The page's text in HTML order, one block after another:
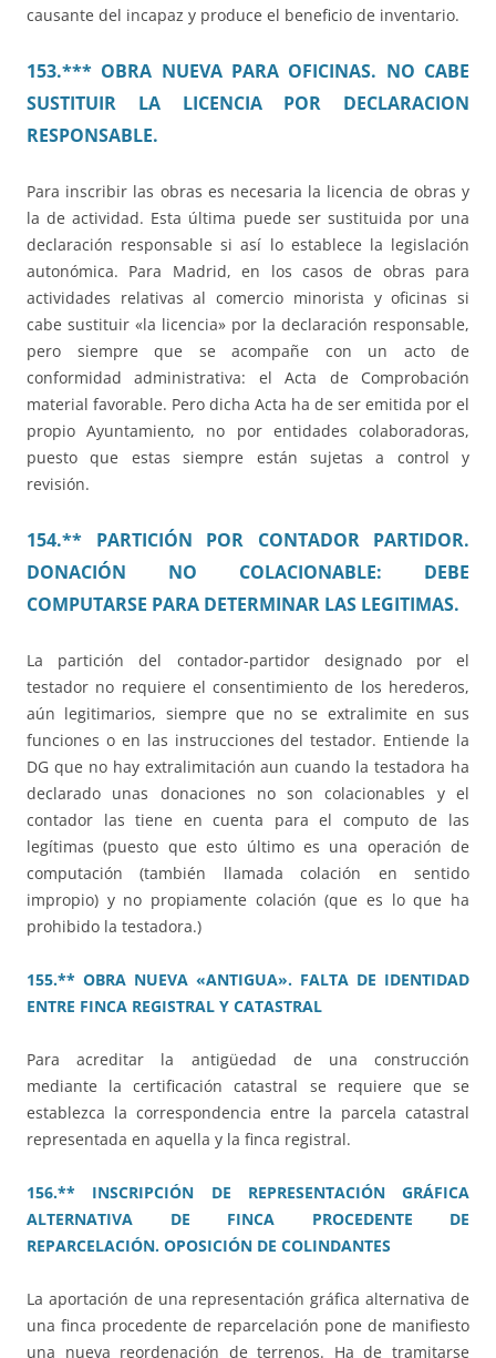
causante del incapaz y produce el beneficio de inventario.
153.*** OBRA NUEVA PARA OFICINAS. NO CABE
SUSTITUIR LA LICENCIA POR DECLARACION
RESPONSABLE.
Para inscribir las obras es necesaria la licencia de obras y
la de actividad. Esta última puede ser sustituida por una
declaración responsable si así lo establece la legislación
autonómica. Para Madrid, en los casos de obras para
actividades relativas al comercio minorista y oficinas si
cabe sustituir «la licencia» por la declaración responsable,
pero siempre que se acompañe con un acto de
conformidad administrativa: el Acta de Comprobación
material favorable. Pero dicha Acta ha de ser emitida por el
propio Ayuntamiento, no por entidades colaboradoras,
puesto que estas siempre están sujetas a control y
revisión.
154.** PARTICIÓN POR CONTADOR PARTIDOR.
DONACIÓN NO COLACIONABLE: DEBE
COMPUTARSE PARA DETERMINAR LAS LEGITIMAS.
La partición del contador-partidor designado por el
testador no requiere el consentimiento de los herederos,
aún legitimarios, siempre que no se extralimite en sus
funciones o en las instrucciones del testador. Entiende la
DG que no hay extralimitación aun cuando la testadora ha
declarado unas donaciones no son colacionables y el
contador las tiene en cuenta para el computo de las
legítimas (puesto que esto último es una operación de
computación (también llamada colación en sentido
impropio) y no propiamente colación (que es lo que ha
prohibido la testadora.)
155.** OBRA NUEVA «ANTIGUA». FALTA DE IDENTIDAD
ENTRE FINCA REGISTRAL Y CATASTRAL
Para acreditar la antigüedad de una construcción
mediante la certificación catastral se requiere que se
establezca la correspondencia entre la parcela catastral
representada en aquella y la finca registral.
156.** INSCRIPCIÓN DE REPRESENTACIÓN GRÁFICA
ALTERNATIVA DE FINCA PROCEDENTE DE
REPARCELACIÓN. OPOSICIÓN DE COLINDANTES
La aportación de una representación gráfica alternativa de
una finca procedente de reparcelación pone de manifiesto
una nueva reordenación de terrenos. Ha de tramitarse